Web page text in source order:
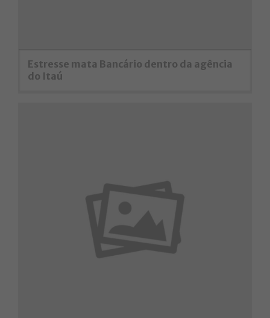
Estresse mata Bancário dentro da agência
do Itaú